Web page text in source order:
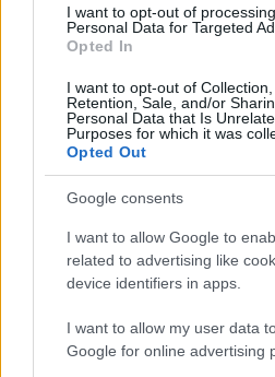
I want to opt-out of
Personal Data for Targeted
Opted In
I want to opt-out of Collection,
Retention, Sale, and/or
Personal Data that Is
Purposes for which it was
Opted Out
Google consents
I want to allow Google to
related to advertising like
device identifiers in apps.
I want to allow my user data
Google for online advertising
ALTRI ANIMALI
Crollo a Pistunina: vigili del
i superstiti